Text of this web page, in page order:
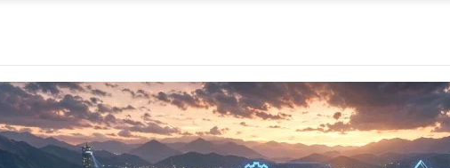
台灣除了科技業還剩下什麼？停止無效焦慮和製造無
先問問自己具備什麼價值
永遠的真田幸村2026 年 5 月 7 日